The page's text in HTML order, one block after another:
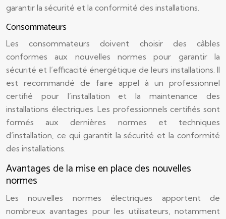
garantir la sécurité et la conformité des installations.
Consommateurs
Les consommateurs doivent choisir des câbles
conformes aux nouvelles normes pour garantir la
sécurité et l’efficacité énergétique de leurs installations. Il
est recommandé de faire appel à un professionnel
certifié pour l’installation et la maintenance des
installations électriques. Les professionnels certifiés sont
formés aux dernières normes et techniques
d’installation, ce qui garantit la sécurité et la conformité
des installations.
Avantages de la mise en place des nouvelles
normes
Les nouvelles normes électriques apportent de
nombreux avantages pour les utilisateurs, notamment